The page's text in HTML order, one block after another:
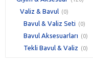
Valiz & Bavul (0)
Bavul & Valiz Seti (0)
Bavul Aksesuarları (0)
Tekli Bavul & Valiz (0)